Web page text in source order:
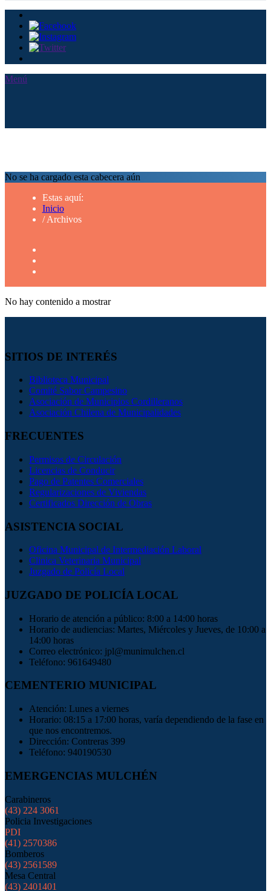
Menú
No se ha cargado esta cabecera aún
Estas aquí:
Inicio
/Archivos
No hay contenido a mostrar
SITIOS DE INTERÉS
Biblioteca Municipal
Comité Sabor Campesino
Asociación de Municipios Cordilleranos
Asociación Chilena de Municipalidades
FRECUENTES
Permisos de Circulación
Licencias de Conducir
Pago de Patentes Comerciales
Regularizaciones de Viviendas
Certificados Dirección de Obras
ASISTENCIA SOCIAL
Oficina Municipal de Intermediación Laboral
Clinica Veterinaria Municipal
Juzgado de Policía Local
JUZGADO DE POLICÍA LOCAL
Horario de atención a público: 8:00 a 14:00 horas
Horario de audiencias: Martes, Miércoles y Jueves, de 10:00 a
14:00 horas
Correo electrónico: jpl@munimulchen.cl
Teléfono: 961649480
CEMENTERIO MUNICIPAL
Atención: Lunes a viernes
Horario: 08:15 a 17:00 horas, varía dependiendo de la fase en
que nos encontremos.
Dirección: Contreras 399
Teléfono: 940190530
EMERGENCIAS MULCHÉN
Carabineros
(43) 224 3061
Policia Investigaciones
PDI
(41) 2570386
Bomberos
(43) 2561589
Mesa Central
(43) 2401401